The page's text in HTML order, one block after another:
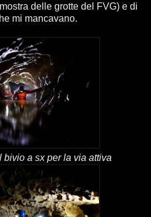
delle grotte del FVG) e di
mi mancavano.
bivio a sx per la via attiva